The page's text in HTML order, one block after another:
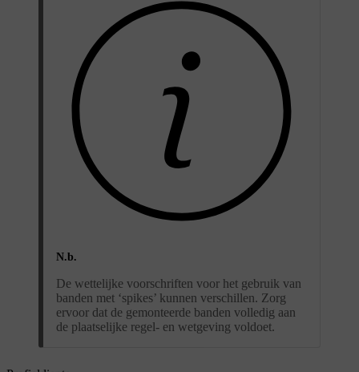
N.b.
De wettelijke voorschriften voor het gebruik van
banden met ‘spikes’ kunnen verschillen. Zorg
ervoor dat de gemonteerde banden volledig aan
de plaatselijke regel- en wetgeving voldoet.